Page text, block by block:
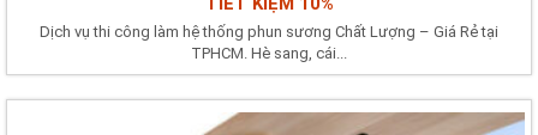
Dịch vụ thi công làm hệ thống phun sương Chất Lượng – Giá Rẻ tại
TPHCM. Hè sang, cái...